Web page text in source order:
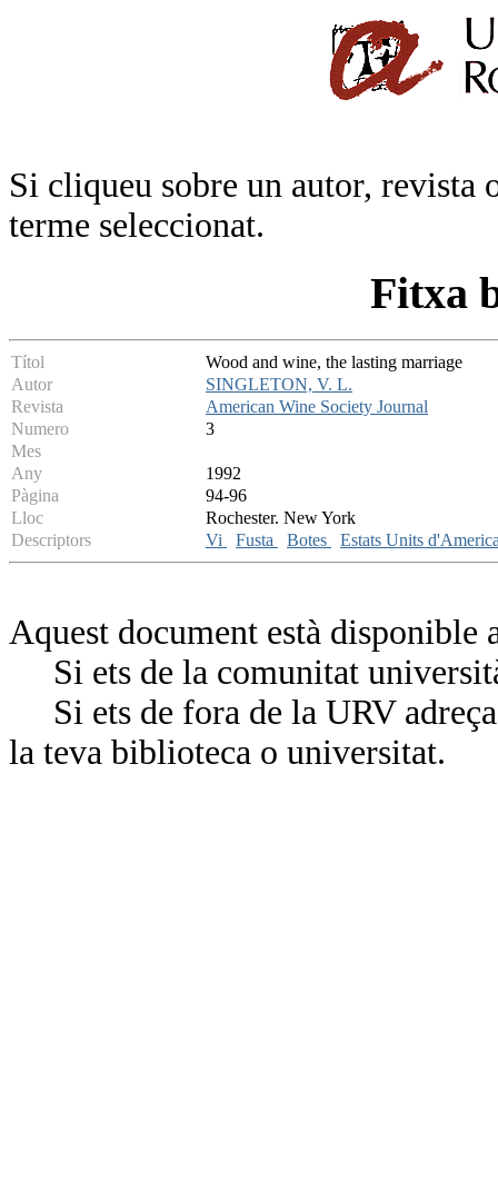
Si cliqueu sobre un autor, revista
terme seleccionat.
Fitxa
Títol
Wood and wine, the lasting marriage
Autor
SINGLETON, V. L.
Revista
American Wine Society Journal
Numero
3
Mes
Any
1992
Pàgina
94-96
Lloc
Rochester. New York
Descriptors
Vi Fusta Botes Estats Units
Aquest document està
Si ets de la comunitat
Si ets de fora de la URV
la teva biblioteca o universitat.